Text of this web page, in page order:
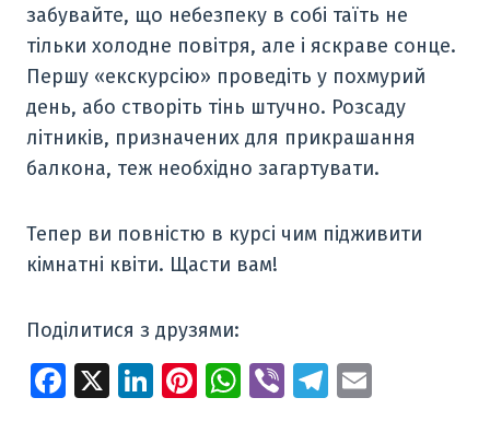
забувайте, що небезпеку в собі таїть не
тільки холодне повітря, але і яскраве сонце.
Першу «екскурсію» проведіть у похмурий
день, або створіть тінь штучно. Розсаду
літників, призначених для прикрашання
балкона, теж необхідно загартувати.
Тепер ви повністю в курсі чим підживити
кімнатні квіти. Щасти вам!
Поділитися з друзями:
Fa
X
Li
Pi
W
Vi
T